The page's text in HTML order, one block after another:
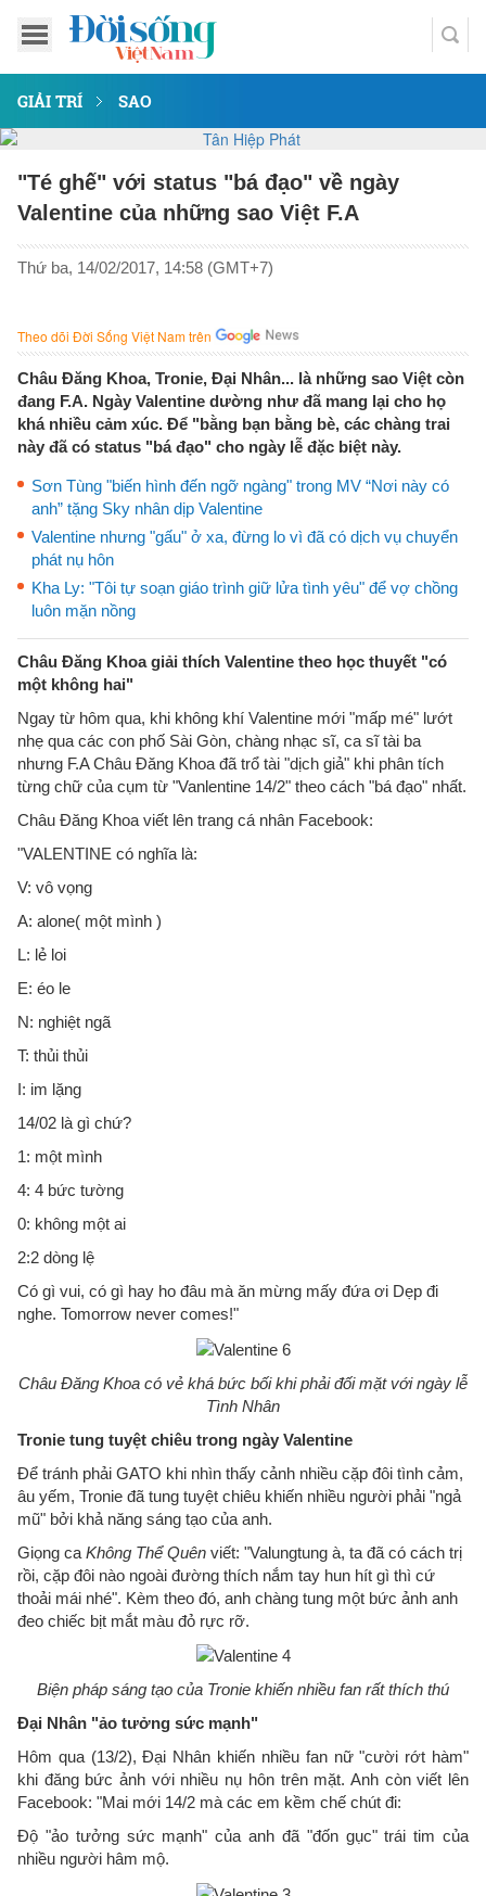
GIẢI TRÍ SAO
"Té ghế" với status "bá đạo" về ngày
Valentine của những sao Việt F.A
Thứ ba, 14/02/2017, 14:58 (GMT+7)
Theo dõi Đời Sống Việt Nam trên
Châu Đăng Khoa, Tronie, Đại Nhân... là những sao Việt còn
đang F.A. Ngày Valentine dường như đã mang lại cho họ
khá nhiều cảm xúc. Để "bằng bạn bằng bè, các chàng trai
này đã có status "bá đạo" cho ngày lễ đặc biệt này.
Sơn Tùng "biến hình đến ngỡ ngàng" trong MV “Nơi này có
anh” tặng Sky nhân dịp Valentine
Valentine nhưng "gấu" ở xa, đừng lo vì đã có dịch vụ chuyển
phát nụ hôn
Kha Ly: "Tôi tự soạn giáo trình giữ lửa tình yêu" để vợ chồng
luôn mặn nồng
Châu Đăng Khoa giải thích Valentine theo học thuyết "có
một không hai"
Ngay từ hôm qua, khi không khí Valentine mới "mấp mé" lướt
nhẹ qua các con phố Sài Gòn, chàng nhạc sĩ, ca sĩ tài ba
nhưng F.A Châu Đăng Khoa đã trổ tài "dịch giả" khi phân tích
từng chữ của cụm từ "Vanlentine 14/2" theo cách "bá đạo" nhất.
Châu Đăng Khoa viết lên trang cá nhân Facebook:
"VALENTINE có nghĩa là:
V: vô vọng
A: alone( một mình )
L: lẻ loi
E: éo le
N: nghiệt ngã
T: thủi thủi
I: im lặng
14/02 là gì chứ?
1: một mình
4: 4 bức tường
0: không một ai
2:2 dòng lệ
Có gì vui, có gì hay ho đâu mà ăn mừng mấy đứa ơi Dẹp đi
nghe. Tomorrow never comes!"
Châu Đăng Khoa có vẻ khá bức bối khi phải đối mặt với ngày lễ
Tình Nhân
Tronie tung tuyệt chiêu trong ngày Valentine
Để tránh phải GATO khi nhìn thấy cảnh nhiều cặp đôi tình cảm,
âu yếm, Tronie đã tung tuyệt chiêu khiến nhiều người phải "ngả
mũ" bởi khả năng sáng tạo của anh.
Giọng ca Không Thể Quên viết: "Valungtung à, ta đã có cách trị
rồi, cặp đôi nào ngoài đường thích nắm tay hun hít gì thì cứ
thoải mái nhé". Kèm theo đó, anh chàng tung một bức ảnh anh
đeo chiếc bịt mắt màu đỏ rực rỡ.
Biện pháp sáng tạo của Tronie khiến nhiều fan rất thích thú
Đại Nhân "ảo tưởng sức mạnh"
Hôm qua (13/2), Đại Nhân khiến nhiều fan nữ "cười rớt hàm"
khi đăng bức ảnh với nhiều nụ hôn trên mặt. Anh còn viết lên
Facebook: "Mai mới 14/2 mà các em kềm chế chút đi:
Độ "ảo tưởng sức mạnh" của anh đã "đốn gục" trái tim của
nhiều người hâm mộ.